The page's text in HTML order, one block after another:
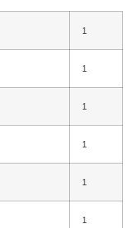
1
1
1
1
1
1